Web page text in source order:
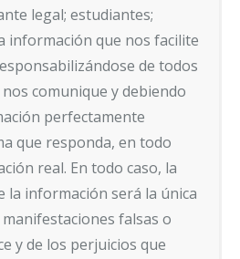
legal; estudiantes;
información que nos facilite
de todos
comunique y debiendo
perfectamente
que responda, en todo
real. En todo caso, la
la información será la única
falsas o
y de los perjuicios que